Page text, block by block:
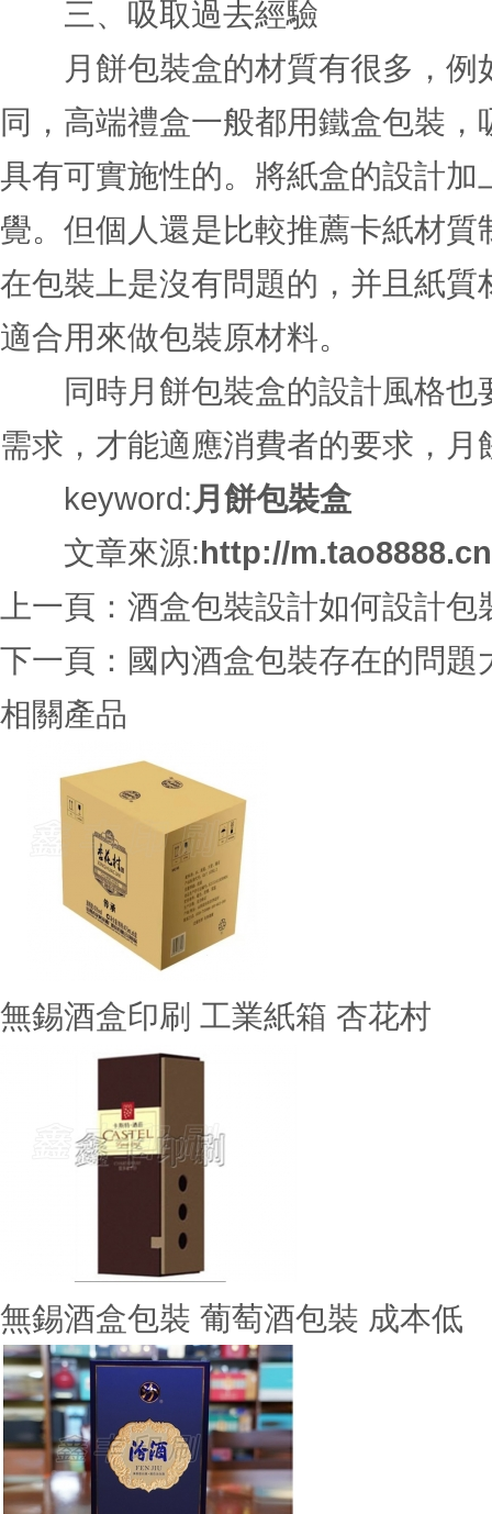
三、吸取過去經驗
月餅包裝盒的材質有很多，例
同，高端禮盒一般都用鐵盒包裝
具有可實施性的。將紙盒的設計
覺。但個人還是比較推薦卡紙材
在包裝上是沒有問題的，并且紙
適合用來做包裝原材料。
同時月餅包裝盒的設計風格也
需求，才能適應消費者的要求，
keyword: 月餅包裝盒
文章來源:http://
上一頁： 酒盒包裝設計如何設計包
下一頁： 國內酒盒包裝存在的問題
相關產品
無錫酒盒印刷 工業紙箱 杏花村
無錫酒盒包裝 葡萄酒包裝 成本低